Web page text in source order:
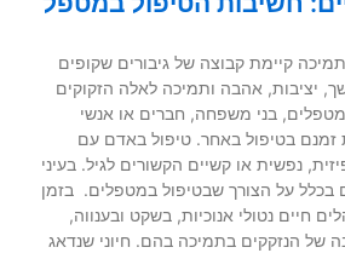
קיימת קבוצה של גיבורים שקופים
יציבות, אהבה ותמיכה לאלה הזקוקים
בני משפחה, חברים או אנשי
בטיפול באחר. טיפול באדם עם
נפשית או קשיים הקשורים לגיל. בעיני
על הצורך שבטיפול במטפלים. בזמן
חיים נטולי אנוכיות, בשקט ובענווה,
של הנזקקים בתמיכה בהם. חיוני שנדאג